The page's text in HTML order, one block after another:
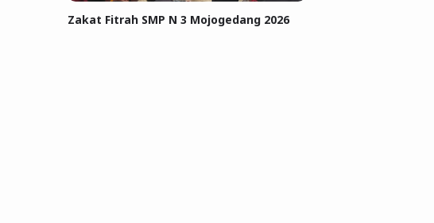
Zakat Fitrah SMP N 3 Mojogedang 2026